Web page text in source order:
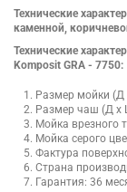
Технические
каменной,
Технические
Komposit GRA - 7750:
Размер мойки (Д
Размер чаш (Д х
Мойка врезного
Мойка серого
Фактура
Страна
Гарантия: 36